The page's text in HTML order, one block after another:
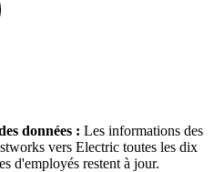
données : Les informations des
vers Electric toutes les dix
d'employés restent à jour.